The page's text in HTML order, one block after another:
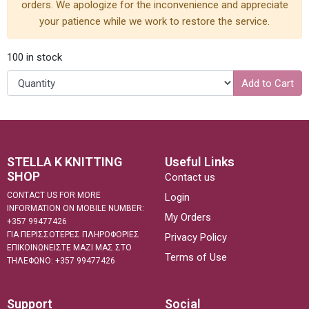
orders. We apologize for the inconvenience and appreciate
your patience while we work to restore the service.
100 in stock
Add to Cart
STELLA K KNITTING
SHOP
CONTACT US FOR MORE
INFORMATION ON MOBILE NUMBER:
+357 99477426
ΓΙΑ ΠΕΡΙΣΣΟΤΕΡΕΣ ΠΛΗΡΟΦΟΡΙΕΣ
ΕΠΙΚΟΙΝΩΝΕΙΣΤΕ ΜΑΖΙ ΜΑΣ ΣΤΟ
ΤΗΛΕΦΩΝΟ: +357 99477426
Useful Links
Contact us
Login
My Orders
Privacy Policy
Terms of Use
Support Social